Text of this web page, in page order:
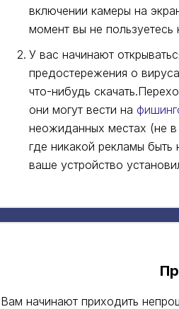
включении камеры на
момент вы не
У вас начинают
предостережения о
что-нибудь
они могут вести на
неожиданных местах (не
где никакой рекламы
ваше устройство
Вам начинают приходить